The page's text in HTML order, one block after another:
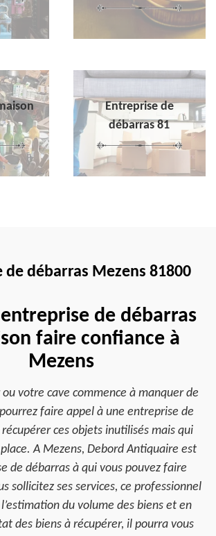
Entreprise de
débarras 81
de débarras Mezens 81800
de débarras
faire confiance à
Mezens
votre cave commence à manquer de
pourrez faire appel à une entreprise de
ces objets inutilisés mais qui
A Mezens, Debord Antiquaire est
de débarras à qui vous pouvez faire
sollicitez ses services, ce professionnel
du volume des biens et en
des biens à récupérer, il pourra vous